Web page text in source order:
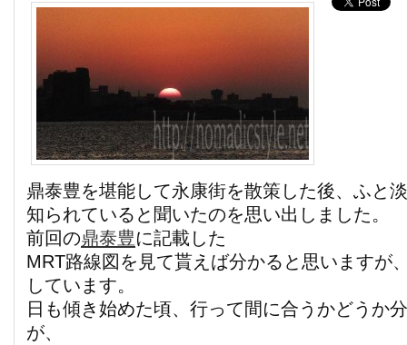
鼎泰豊を堪能して永康街を散策した後、ふと
知られていると聞いたのを思い出しました。
前回の鼎泰豊に記載した
MRT路線図を見て貰えば分かると思いますが
しています。
日も傾き始めた頃、行って間に合うかどうか
が、